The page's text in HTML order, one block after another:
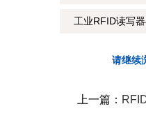
工业RFID读写
请继续
上一篇：